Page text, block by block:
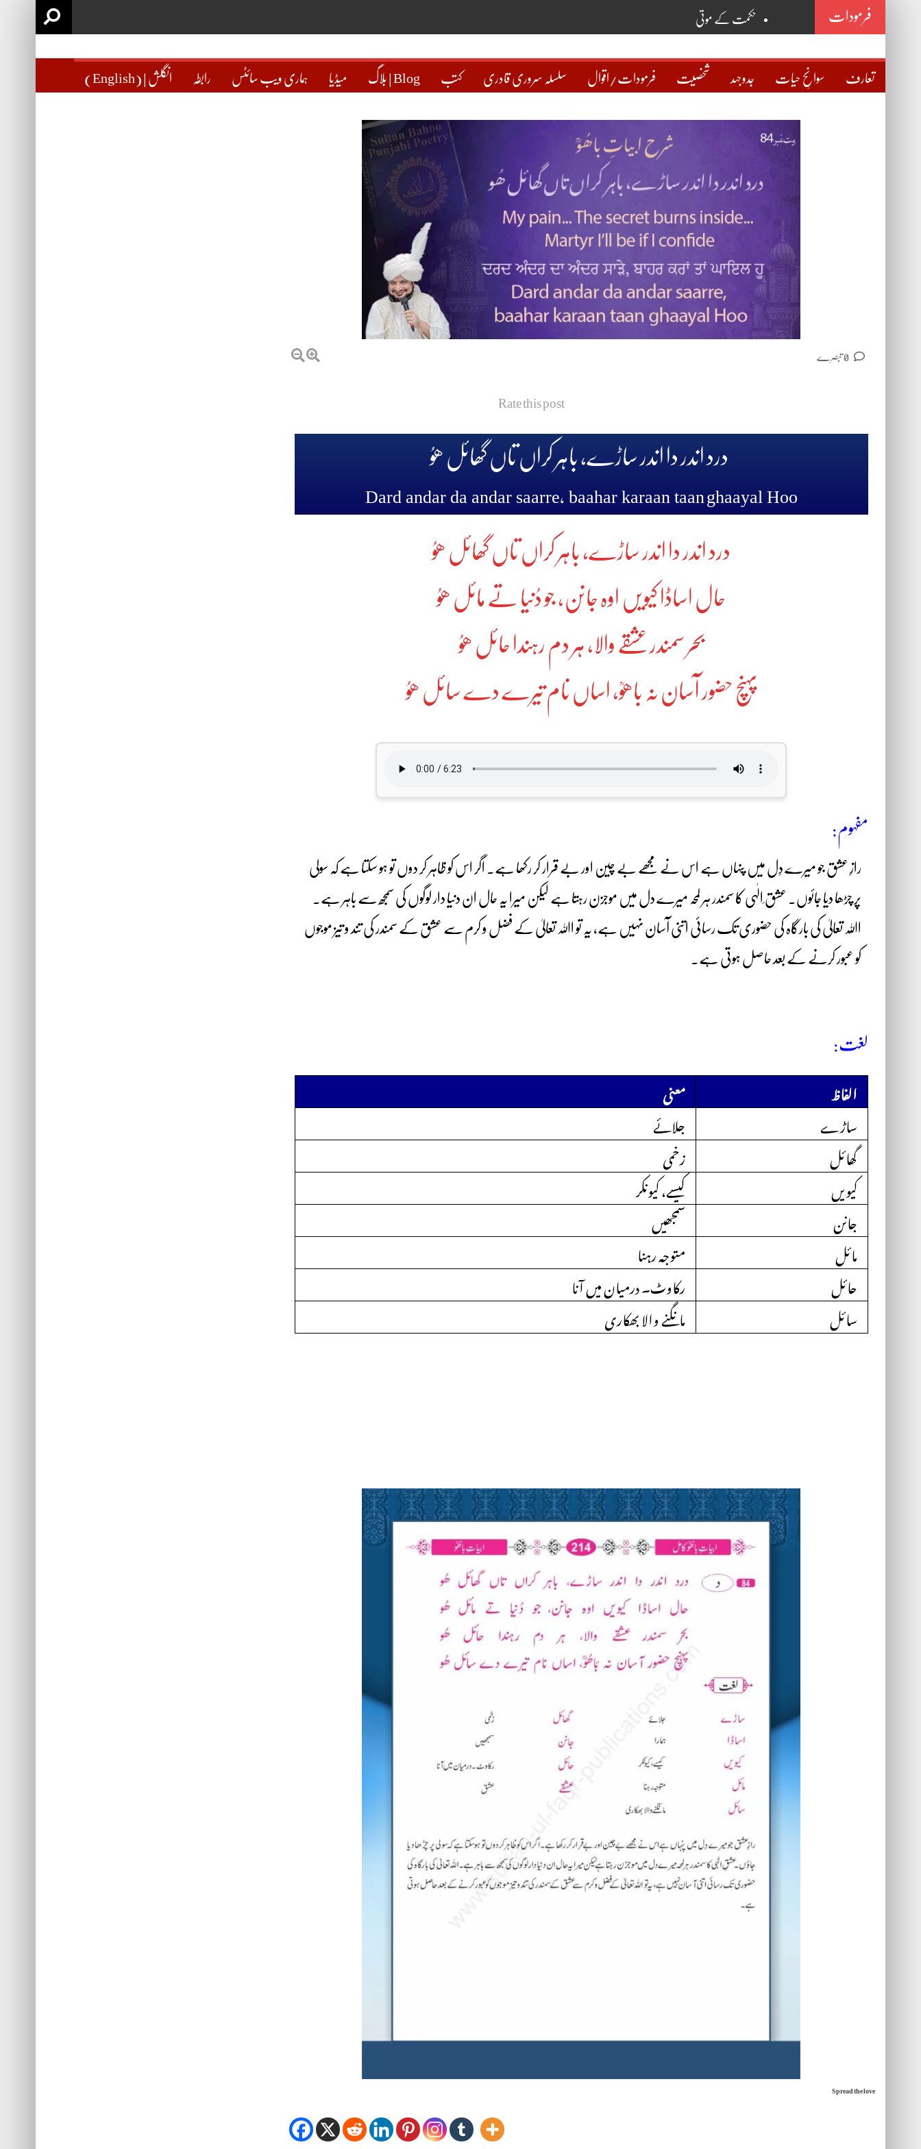
فرمودات حکمت کے موتی
نگاہ
سوچ
صراطِ مستقیم
اسمِ اللہ ذات
تعارف سوانحِ حیات جدوجہد شخصیت فرمودات/اقوال سلسلہ سروری قادری کتب بلاگ | Blog میڈیا ہماری ویب سائٹس رابطہ (English) | انگلش
Rate this post
درد اندر دا اندر ساڑے، باہر کراں تاں گھائل ھوُ
Dard andar da andar saarre, baahar karaan taan ghaayal Hoo
درد اندر دا اندر ساڑے، باہر کراں تاں گھائل ھوُ
حال اساڈا کیویں اوہ جانن، جو دُنیا تے مائل ھوُ
بحر سمندر عشقے والا، ہر دم رہندا حائل ھوُ
پہنچ حضور آسان نہ باھوؒ، اساں نام تیرے دے سائل ھوُ
مفہوم:
رازِ عشق جو میرے دِل میں پنہاں ہے اس نے مجھے بے چین اور بے قرار کر رکھا ہے۔ اگر اس کو ظاہر کر دوں تو ہو سکتا ہے کہ سولی
پر چڑھا دیا جائوں۔ عشق ِالٰہی کا سمندر ہر لمحہ میرے دل میں موجزن رہتا ہے لیکن میرا یہ حال ان دنیا دار لوگوں کی سمجھ سے باہر ہے۔
اﷲ تعالیٰ کی بارگاہ کی حضوری تک رسائی اتنی آسان نہیں ہے، یہ تو اﷲ تعالیٰ کے فضل و کرم سے عشق کے سمندر کی تند و تیز موجوں
کو عبور کرنے کے بعد حاصل ہوتی ہے۔
لغت:
الفاظ
معنی
ساڑے
جلائے
گھائل
زخمی
کیویں
کیسے، کیونکر
جانن
سمجھیں
مائل
متوجہ رہنا
حائل
رکاوٹ۔ درمیان میں آنا
سائل
مانگنے والا بھکاری
Spread the love